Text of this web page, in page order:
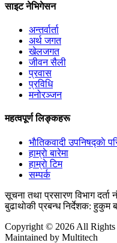
साइट नेभिगेसन
अन्तर्वार्ता
अर्थ जगत
खेलजगत
जीवन सैली
प्रवास
प्रविधि
मनोरञ्जन
महत्वपूर्ण लिङ्कहरू
भाैतिकवादी उपनिषद्काे
हाम्राे बारेमा
हाम्राे टिम
सम्पर्क
सूचना तथा प्रसारण विभाग
बुढाथाेकी प्रबन्ध निर्देशक: हुकुम
Copyright © 2026 All Rights
Maintained by Multitech